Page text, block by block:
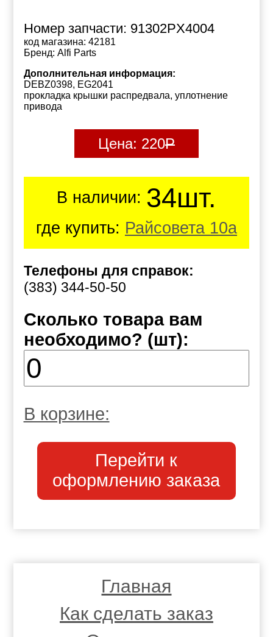
Номер запчасти: 91302PX4004
код магазина: 42181
Бренд: Alfi Parts
Дополнительная информация:
DEBZ0398, EG2041
прокладка крышки распредвала, уплотнение
привода
Цена: 220Р
В наличии: 34шт.
где купить: Райсовета 10а
Телефоны для справок:
(383) 344-50-50
Сколько товара вам
необходимо? (шт):
В корзине:
Перейти к
оформлению заказа
Главная
Как сделать заказ